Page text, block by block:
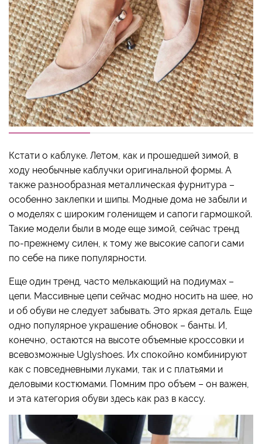
Кстати о каблуке. Летом, как и прошедшей зимой, в
ходу необычные каблучки оригинальной формы. А
также разнообразная металлическая фурнитура –
особенно заклепки и шипы. Модные дома не забыли и
о моделях с широким голенищем и сапоги гармошкой.
Такие модели были в моде еще зимой, сейчас тренд
по-прежнему силен, к тому же высокие сапоги сами
по себе на пике популярности.
Еще один тренд, часто мелькающий на подиумах –
цепи. Массивные цепи сейчас модно носить на шее, но
и об обуви не следует забывать. Это яркая деталь. Еще
одно популярное украшение обновок – банты. И,
конечно, остаются на высоте объемные кроссовки и
всевозможные Uglyshoes. Их спокойно комбинируют
как с повседневными луками, так и с платьями и
деловыми костюмами. Помним про объем – он важен,
и эта категория обуви здесь как раз в кассу.